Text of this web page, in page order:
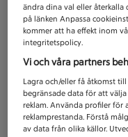
ändra dina val eller återkalla
på länken Anpassa
kommer att ha effekt inom
integritetspolicy.
Vi och våra partners
Lagra och/eller få åtkomst
begränsade data för att
reklam. Använda profiler för
reklamprestanda. Förstå
av data från olika källor.